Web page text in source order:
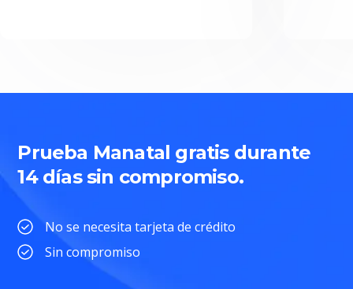
Prueba Manatal gratis durante
14 días sin compromiso.
No se necesita tarjeta de crédito
Sin compromiso